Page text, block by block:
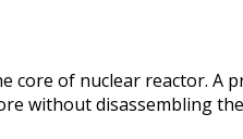
of nuclear reactor. A
without disassembling